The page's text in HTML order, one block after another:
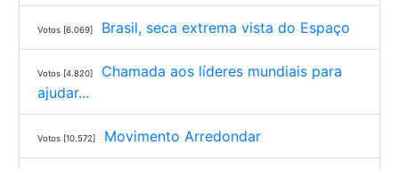
Votos [6.069] Brasil, seca extrema vista do Espaço
Votos [4.820]
Chamada aos líderes mundiais para
ajudar...
Votos [10.572] Movimento Arredondar